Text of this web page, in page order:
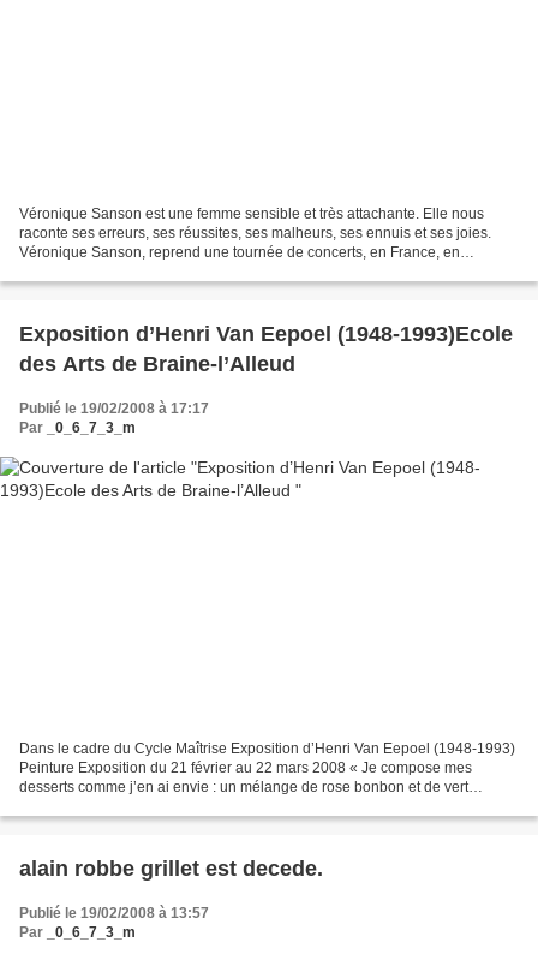
Véronique Sanson est une femme sensible et très attachante. Elle nous
raconte ses erreurs, ses réussites, ses malheurs, ses ennuis et ses joies.
Véronique Sanson, reprend une tournée de concerts, en France, en
Exposition d’Henri Van Eepoel (1948-1993)Ecole
des Arts de Braine-l’Alleud
Publié le 19/02/2008 à 17:17
Par
_0_6_7_3_m
Dans le cadre du Cycle Maîtrise Exposition d’Henri Van Eepoel (1948-1993)
Peinture Exposition du 21 février au 22 mars 2008 « Je compose mes
desserts comme j’en ai envie : un mélange de rose bonbon et de vert
alain robbe grillet est decede.
Publié le 19/02/2008 à 13:57
Par
_0_6_7_3_m